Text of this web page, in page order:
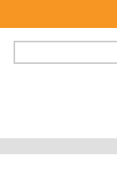
FORMULAIRE DE